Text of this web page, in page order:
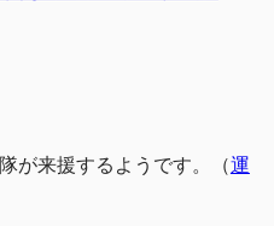
が来援するようです。（運